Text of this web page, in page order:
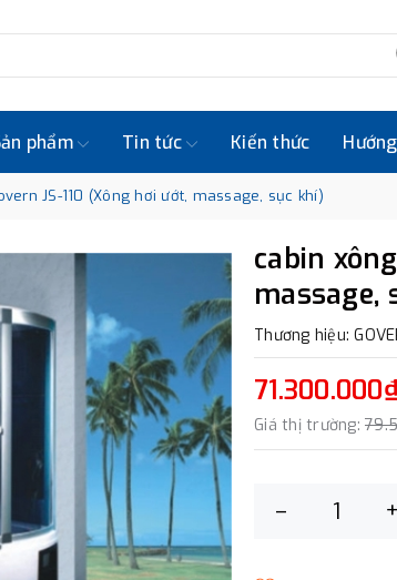
phẩm Tin tức Kiến thức
JS-110 (Xông hơi ướt, massage, sục khí)
cabin
massage,
Thương hiệu:
Giá thị trường:
– +